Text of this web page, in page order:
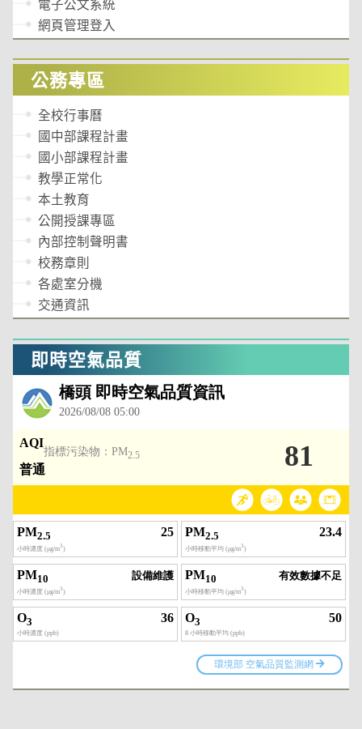
電子公文系統
網頁管理登入
公務專區
全校行事曆
國中部課程計畫
國小部課程計畫
教學正常化
本土教育
公開授課專區
內部控制聲明書
校務章則
各處室分機
交通資訊
即時空氣品質